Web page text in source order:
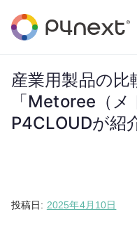
産業用製品の比
「Metoree（
P4CLOUDが紹
投稿日: 2025年4月10日